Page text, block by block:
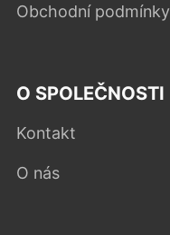
Obchodní podmínky
O SPOLEČNOSTI
Kontakt
O nás